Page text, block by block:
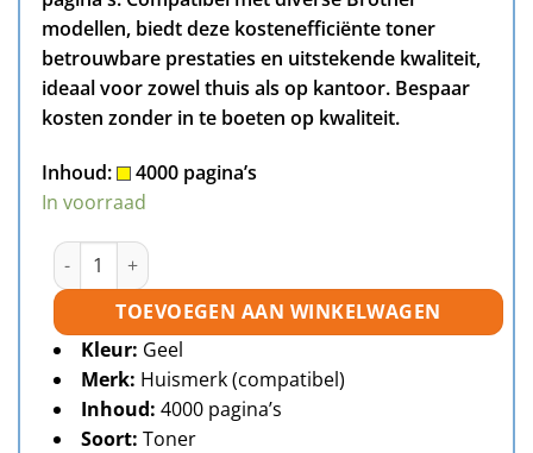
modellen, biedt deze kostenefficiënte toner
betrouwbare prestaties en uitstekende kwaliteit,
ideaal voor zowel thuis als op kantoor. Bespaar
kosten zonder in te boeten op kwaliteit.
Inhoud:
4000 pagina’s
In voorraad
Brother TN-130 toner geel huismerk aantal
TOEVOEGEN AAN WINKELWAGEN
Kleur: Geel
Merk: Huismerk (compatibel)
Inhoud: 4000 pagina’s
Soort: Toner